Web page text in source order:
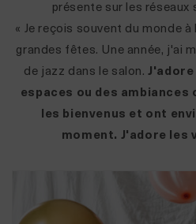
présente sur les réseaux
« Je reçois souvent du monde
grandes fêtes. Une année, j'ai
de jazz dans le salon.
espaces ou des ambiances
les bienvenus et ont
moment. J'adore les